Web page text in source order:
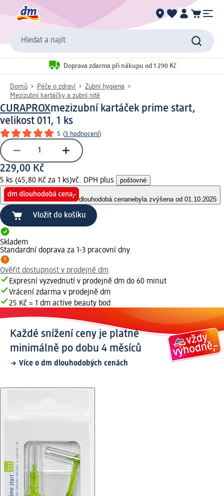
Hledat a najít
Doprava zdarma při nákupu od 1 290 Kč
Domů Péče o zdraví
Zubní hygiena
Mezizubní kartáčky a zubní nitě
CURAPROXmezizubní kartáček prime start,
velikost 011, 1 ks
5 (3 hodnocení)
229,00 Kč
5 ks (45,80 Kč za 1 ks)vč. DPH plus poštovné
dlouhodobá cenanebyla zvýšena od 01.10.2025
Vložit do košíku
Skladem
Standardní doprava za 1-3 pracovní dny
Ověřit dostupnost v prodejně dm
Expresní vyzvednutí v prodejně dm do 60 minut
Vrácení zdarma v prodejně dm
25 Kč = 1 dm active beauty bod
Každé snížení ceny je platné
minimálně po dobu 4 měsíců
Více o dm dlouhodobých cenách